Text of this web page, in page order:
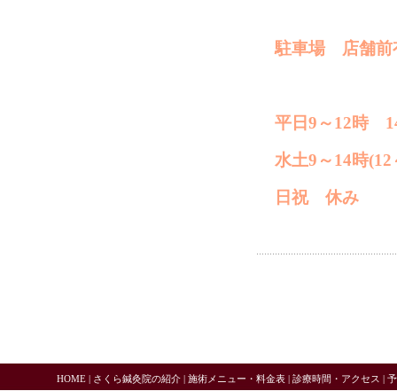
駐車場 店舗前
平日9～12時
水土9～14時
日祝 休み
HOME| さくら鍼灸院の紹介| 施術メニュー・料金表| 診療時間・アクセス |